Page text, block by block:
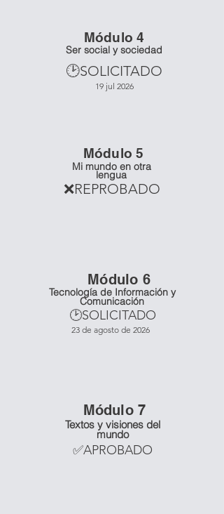
Módulo 4
Ser social y sociedad
🕑SOLICITADO
19 jul 2026
Módulo 5
Mi mundo en otra
lengua
❌REPROBADO
Tecnología de Información y
Comunicación
Módulo 6
🕑SOLICITADO
23 de agosto de 2026
Módulo 7
Textos y visiones del
mundo
✅APROBADO